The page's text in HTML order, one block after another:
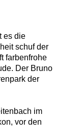
es die
schuf der
farbenfrohe
Der Bruno
der
im
vor den